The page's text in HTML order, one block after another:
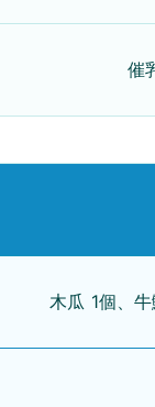
催
木瓜 1個、